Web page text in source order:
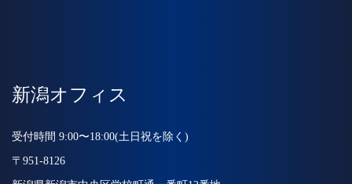
新潟オフィス
受付時間 9:00〜18:00(土日祝を除く)
〒951-8126